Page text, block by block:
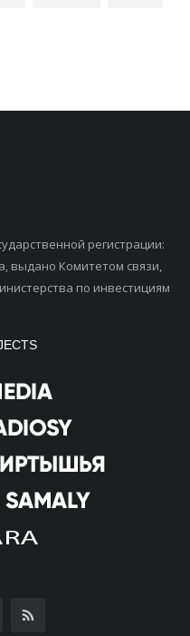
регистрации:
выдано Комитетом связи,
по инвестициям